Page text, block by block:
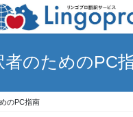
者のためのPC
のPC指南